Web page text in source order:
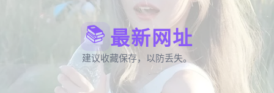
📚 最新网址
建议收藏保存，以防丢失。